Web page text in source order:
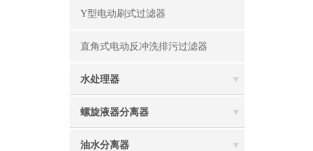
Y型电动刷式过滤器
直角式电动反冲洗排污过滤器
水处理器
螺旋液器分离器
油水分离器